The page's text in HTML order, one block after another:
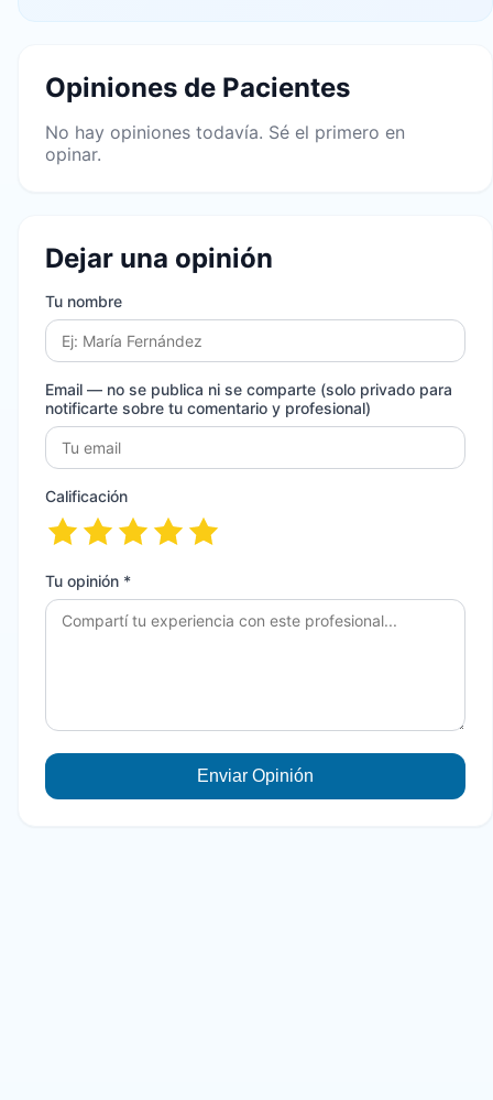
Opiniones de Pacientes
No hay opiniones todavía. Sé el primero en
opinar.
Dejar una opinión
Tu nombre
Email — no se publica ni se comparte (solo privado para
notificarte sobre tu comentario y profesional)
Calificación
Tu opinión *
Enviar Opinión